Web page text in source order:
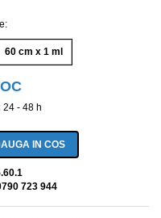
:
60 cm x 1 ml
24 - 48 h
IN COS
723 944